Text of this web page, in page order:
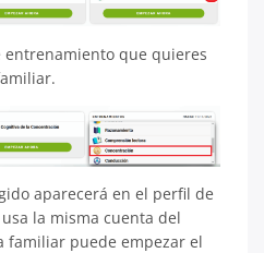
entrenamiento que quieres
aparecerá en el perfil de
la misma cuenta del
familiar puede empezar el